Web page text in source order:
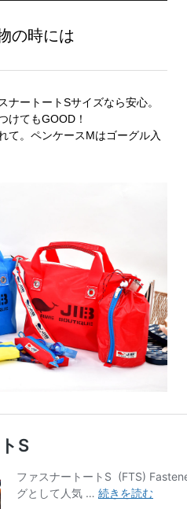
の時には
ナートートSサイズなら安心。
けてもGOOD！
て。ペンケースMはゴーグル入